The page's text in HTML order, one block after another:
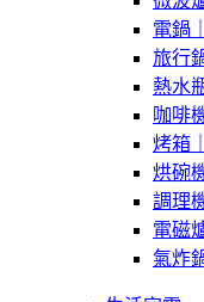
電鍋
旅行
熱水
咖啡
烤箱
烘碗
調理
電磁
氣炸